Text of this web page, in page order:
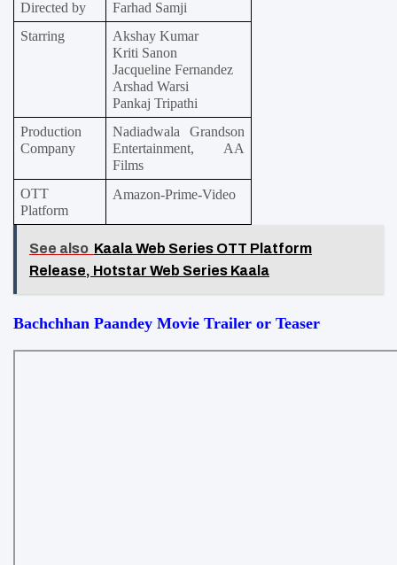
Directed by
Farhad Samji
Starring
Akshay Kumar
Kriti Sanon
Jacqueline Fernandez
Arshad Warsi
Pankaj Tripathi
Production
Company
Nadiadwala Grandson
Entertainment, AA
Films
OTT
Platform
Amazon-Prime-Video
See also Kaala Web Series OTT Platform
Release, Hotstar Web Series Kaala
Bachchhan Paandey Movie Trailer or Teaser